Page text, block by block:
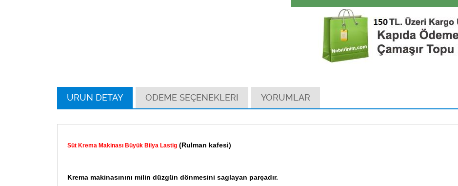
ÜRÜN DETAY ÖDEME SEÇENEKLERİ YORUMLAR
Süt Krema Makinası Büyük Bilya Lastig (Rulman kafesi)
Krema makinasınını milin düzgün dönmesini saglayan parçadır.